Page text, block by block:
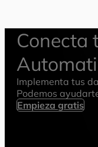
Conecta
Implementa tus
Podemos
Empieza gratis